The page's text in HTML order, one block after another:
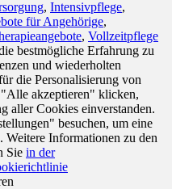
, Intensivpflege,
für Angehörige,
, Vollzeitpflege
bestmögliche Erfahrung zu
und wiederholten
die Personalisierung von
akzeptieren" klicken,
aller Cookies einverstanden.
besuchen, um eine
Informationen zu den
Sie in der